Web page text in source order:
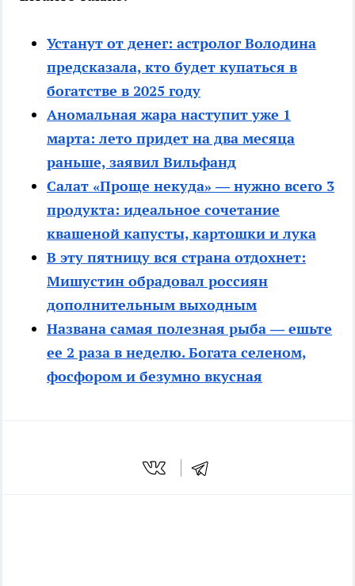
Устанут от денег: астролог Володина
предсказала, кто будет купаться в
богатстве в 2025 году
Аномальная жара наступит уже 1
марта: лето придет на два месяца
раньше, заявил Вильфанд
Салат «Проще некуда» — нужно всего 3
продукта: идеальное сочетание
квашеной капусты, картошки и лука
В эту пятницу вся страна отдохнет:
Мишустин обрадовал россиян
дополнительным выходным
Названа самая полезная рыба — ешьте
ее 2 раза в неделю. Богата селеном,
фосфором и безумно вкусная